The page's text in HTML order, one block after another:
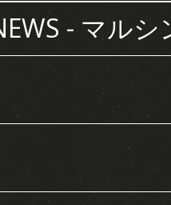
- マルシ